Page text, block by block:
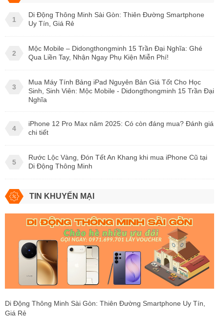
1
Di Động Thông Minh Sài Gòn: Thiên Đường Smartphone
Uy Tín, Giá Rẻ
2
Mộc Mobile – Didongthongminh 15 Trần Đại Nghĩa: Ghé
Qua Liền Tay, Nhận Ngay Phụ Kiện Miễn Phí!
3
Mua Máy Tính Bảng iPad Nguyên Bản Giá Tốt Cho Học
Sinh, Sinh Viên: Mộc Mobile - Didongthongminh 15 Trần Đại
Nghĩa
4
iPhone 12 Pro Max năm 2025: Có còn đáng mua? Đánh giá
chi tiết
5
Rước Lộc Vàng, Đón Tết An Khang khi mua iPhone Cũ tại
Di Động Thông Minh
TIN KHUYẾN MẠI
Di Động Thông Minh Sài Gòn: Thiên Đường Smartphone Uy Tín,
Giá Rẻ